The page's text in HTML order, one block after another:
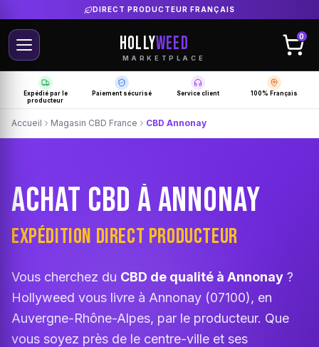
LIVRAISON GRATUITE SELON PRODUCTEUR
HOLLYWEED
MARKETPLACE
0
Expédié par le
producteur
Paiement sécurisé Service client 100% Français
Accueil Magasin CBD France CBD Annonay
ACHAT CBD À ANNONAY
EXPÉDITION DIRECT PRODUCTEUR
Vous cherchez du CBD de qualité à Annonay ?
Hollyweed vous livre à Annonay (07100), en
Auvergne-Rhône-Alpes, par le producteur. Que
vous soyez près de le centre-ville et ses